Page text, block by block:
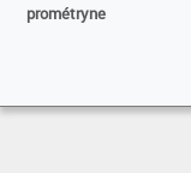
prométryne